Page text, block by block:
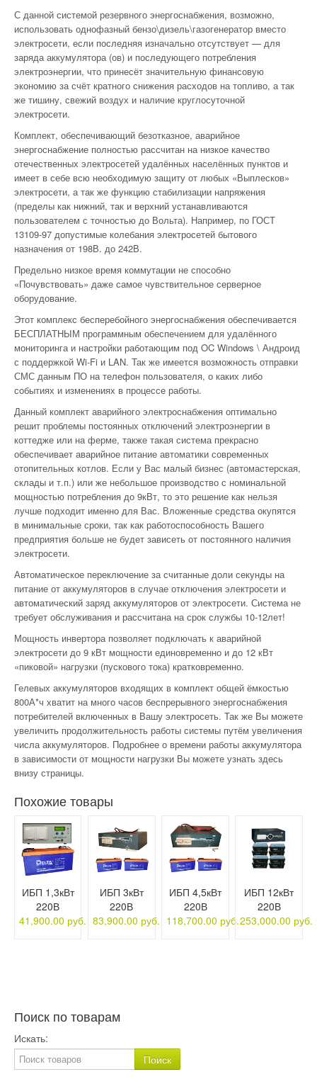
С данной системой резервного энергоснабжения, возможно,
использовать однофазный бензо\дизель\газогенератор вместо
электросети, если последняя изначально отсутствует — для
заряда аккумулятора (ов) и последующего потребления
электроэнергии, что принесёт значительную финансовую
экономию за счёт кратного снижения расходов на топливо, а так
же тишину, свежий воздух и наличие круглосуточной
электросети.
Комплект, обеспечивающий безотказное, аварийное
энергоснабжение полностью рассчитан на низкое качество
отечественных электросетей удалённых населённых пунктов и
имеет в себе всю необходимую защиту от любых «Выплесков»
электросети, а так же функцию стабилизации напряжения
(пределы как нижний, так и верхний устанавливаются
пользователем с точностью до Вольта). Например, по ГОСТ
13109-97 допустимые колебания электросетей бытового
назначения от 198В. до 242В.
Предельно низкое время коммутации не способно
«Почувствовать» даже самое чувствительное серверное
оборудование.
Этот комплекс бесперебойного энергоснабжения обеспечивается
БЕСПЛАТНЫМ программным обеспечением для удалённого
мониторинга и настройки работающим под OC Windows \ Андроид
с поддержкой Wi-Fi и LAN. Так же имеется возможность отправки
СМС данным ПО на телефон пользователя, о каких либо
событиях и изменениях в процессе работы.
Данный комплект аварийного электроснабжения оптимально
решит проблемы постоянных отключений электроэнергии в
коттедже или на ферме, также такая система прекрасно
обеспечивает аварийное питание автоматики современных
отопительных котлов. Если у Вас малый бизнес (автомастерская,
склады и т.п.) или же небольшое производство с номинальной
мощностью потребления до 9кВт, то это решение как нельзя
лучше подходит именно для Вас. Вложенные средства окупятся
в минимальные сроки, так как работоспособность Вашего
предприятия больше не будет зависеть от постоянного наличия
электросети.
Автоматическое переключение за считанные доли секунды на
питание от аккумуляторов в случае отключения электросети и
автоматический заряд аккумуляторов от электросети. Система не
требует обслуживания и рассчитана на срок службы 10-12лет!
Мощность инвертора позволяет подключать к аварийной
электросети до 9 кВт мощности единовременно и до 12 кВт
«пиковой» нагрузки (пускового тока) кратковременно.
Гелевых аккумуляторов входящих в комплект общей ёмкостью
800А*ч хватит на много часов беспрерывного энергоснабжения
потребителей включенных в Вашу электросеть. Так же Вы можете
увеличить продолжительность работы системы путём увеличения
числа аккумуляторов. Подробнее о времени работы аккумулятора
в зависимости от мощности нагрузки Вы можете узнать здесь
внизу страницы.
Похожие товары
ИБП 1,3кВт
220В
41,900.00 руб.
ИБП 3кВт
220В
83,900.00 руб.
ИБП 4,5кВт
220В
118,700.00 руб.
ИБП 12кВт
220В
253,000.00 руб.
Поиск по товарам
Искать: